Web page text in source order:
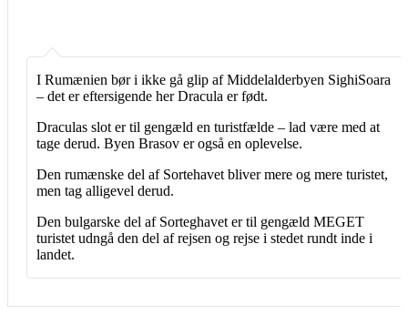
I Rumænien bør i ikke gå glip af Middelalderbyen SighiSoara
– det er eftersigende her Dracula er født.
Draculas slot er til gengæld en turistfælde – lad være med at
tage derud. Byen Brasov er også en oplevelse.
Den rumænske del af Sortehavet bliver mere og mere turistet,
men tag alligevel derud.
Den bulgarske del af Sorteghavet er til gengæld MEGET
turistet udngå den del af rejsen og rejse i stedet rundt inde i
landet.